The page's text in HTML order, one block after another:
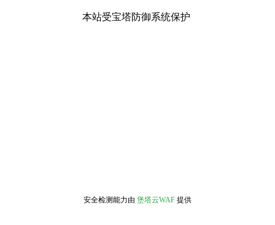
本站受宝塔防御系统保护
安全检测能力由 堡塔云WAF 提供